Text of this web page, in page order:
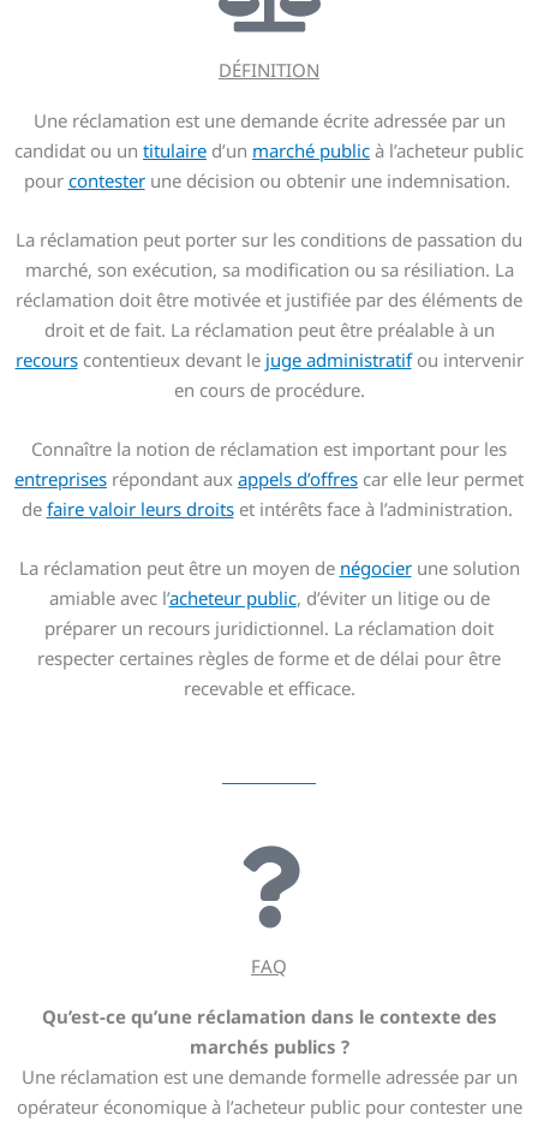
DÉFINITION
Une réclamation est une demande écrite adressée par un
candidat ou un titulaire d’un marché public à l’acheteur public
pour contesterune décision ou obtenir une indemnisation.
La réclamation peut porter sur les conditions de passation du
marché, son exécution, sa modification ou sa résiliation. La
réclamation doit être motivée et justifiée par des éléments de
droit et de fait. La réclamation peut être préalable à un
recourscontentieux devant le juge administratifou intervenir
en cours de procédure.
Connaître la notion de réclamation est important pour les
entreprises répondant aux appels d’offres car elle leur permet
de faire valoir leurs droitset intérêts face à l’administration.
La réclamation peut être un moyen de négocierune solution
amiable avec l’acheteur public, d’éviter un litige ou de
préparer un recours juridictionnel. La réclamation doit
respecter certaines règles de forme et de délai pour être
recevable et efficace.
FAQ
Qu’est-ce qu’une réclamation dans le contexte des
marchés publics ?
Une réclamation est une demande formelle adressée par un
opérateur économique à l’acheteur public pour contester une